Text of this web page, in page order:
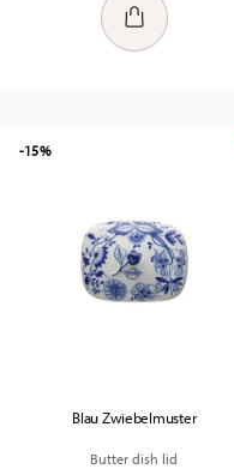
Blau Zwiebelmuster
Butter dish lid
-15%